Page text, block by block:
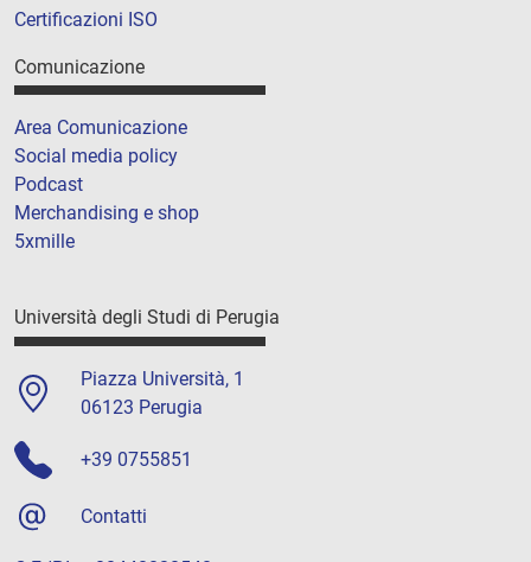
Certificazioni ISO
Comunicazione
Area Comunicazione
Social media policy
Podcast
Merchandising e shop
5xmille
Università degli Studi di Perugia
Piazza Università, 1
06123 Perugia
+39 0755851
Contatti